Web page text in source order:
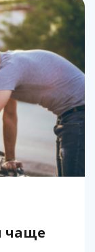
чаще